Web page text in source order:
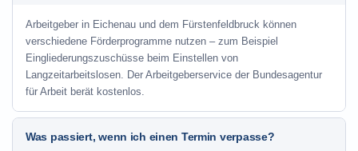
Arbeitgeber in Eichenau und dem Fürstenfeldbruck können
verschiedene Förderprogramme nutzen – zum Beispiel
Eingliederungszuschüsse beim Einstellen von
Langzeitarbeitslosen. Der Arbeitgeberservice der Bundesagentur
für Arbeit berät kostenlos.
Was passiert, wenn ich einen Termin verpasse?